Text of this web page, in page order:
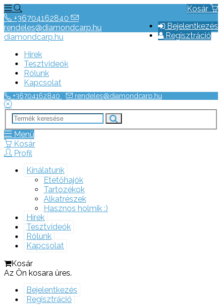
Kosár
Bejelentkezés
Regisztráció
+36704162840
rendeles@diamondcarp.hu
diamondcarp.hu
Hírek
Tesztvideók
Rólunk
Kapcsolat
+36704162840 rendeles@diamondcarp.hu
Menü
Kosár
Profil
Kínálatunk
Etetőhajók
Tartozékok
Alkatrészek
Hasznos holmik :)
Hírek
Tesztvideók
Rólunk
Kapcsolat
Kosár
Az Ön kosara üres.
Bejelentkezés
Regisztráció